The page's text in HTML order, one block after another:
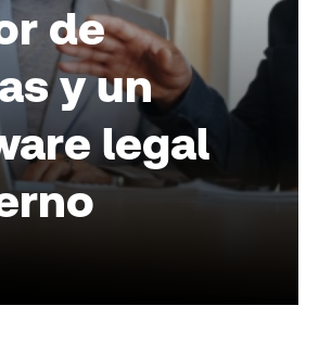
de
y un
legal